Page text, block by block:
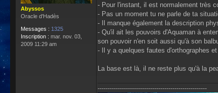
Abyssos
Oracle d'Hadès
Messages : 1325
Inscription : mar. nov. 03,
2009 11:29 am
- Pour l'instant, il est normalement très
- Pas un moment tu ne parle de ta
- Il manque également la description
- Qu'il ait les pouvoirs d'Aquaman à
son pouvoir n'en soit aussi qu'à son
- Il y a quelques fautes d'orthographes
La base est là, il ne reste plus qu'à la
------------------------------------------------------